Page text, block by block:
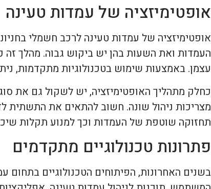
אופטימיזציה של עמדות טעינה
אופטימיזציה של עמדות טעינה לרכב חשמלי
העמדות ואת השעות בהן יש ביקוש גבוה. מהלך זה
עצמן. באמצעות שימוש בטכנולוגיות מתקדמות,
כחלק מתהליך האופטימיזציה, יש לשקול גם את
מצריכות ניהול שונה. חשוב להתאים את התשתית
תחזוקה שוטפת של העמדות וכך למנוע תקלות
פתרונות טכנולוגיים מתקדמים
בשנים האחרונות, הפיתוחים הטכנולוגיים